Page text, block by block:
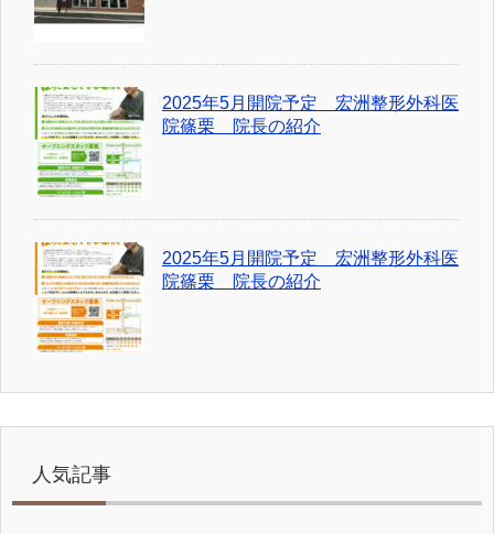
2025年5月開院予定 宏洲整形外科医
院篠栗 院長の紹介
2025年5月開院予定 宏洲整形外科医
院篠栗 院長の紹介
人気記事